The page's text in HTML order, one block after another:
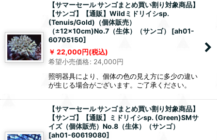
【サマーセール サンゴまとめ買い割り対象商品】
【サンゴ】【通販】Wildミドリイシsp.
(Tenuis/Gold)（個体販売）
（±12x10cm)No.7（生体）（サンゴ）
[ah01-
60705150]
22,000円(税込)
希望小売価格: 24,000円
照明器具により、個体の色の見え方に多少の違い
が生じる場合がございます。ご了承ください。
【サマーセール サンゴまとめ買い割り対象商品】
【サンゴ】【通販】ミドリイシsp. (Green)SMサ
イズ（個体販売）No.8（生体）（サンゴ）
[ah01-60619080]